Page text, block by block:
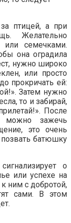
птицей, а при
Желательно
семечками.
она оградила
нужно широко
или просто
прокричать ей:
Затем нужно
то и забирай,
После
можно зажечь
это очень
батюшку
о
или успехе на
ним с добротой,
сами. В этом